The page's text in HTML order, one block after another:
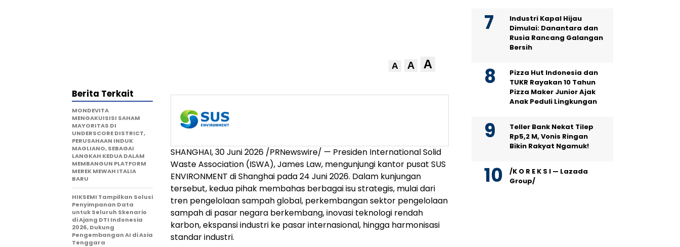
A A A
SHANGHAI, 30 Juni 2026 /PRNewswire/ — Presiden International Solid
Waste Association (ISWA), James Law, mengunjungi kantor pusat SUS
ENVIRONMENT di Shanghai pada 24 Juni 2026. Dalam kunjungan
tersebut, kedua pihak membahas berbagai isu strategis, mulai dari
tren pengelolaan sampah global, perkembangan sektor pengelolaan
sampah di pasar negara berkembang, inovasi teknologi rendah
karbon, ekspansi industri ke pasar internasional, hingga harmonisasi
standar industri.
Berita Terkait
MONDEVITA
MENGAKUISISI SAHAM
MAYORITAS DI
UNDERSCORE DISTRICT,
PERUSAHAAN INDUK
MAGLIANO, SEBAGAI
LANGKAH KEDUA DALAM
MEMBANGUN PLATFORM
MEREK MEWAH ITALIA
BARU
HIKSEMI Tampilkan Solusi
Penyimpanan Data
untuk Seluruh Skenario
di Ajang DTI Indonesia
2026, Dukung
Pengembangan AI di Asia
Tenggara
Industri Kapal Hijau
Dimulai: Danantara dan
Rusia Rancang Galangan
Bersih
Pizza Hut Indonesia dan
TUKR Rayakan 10 Tahun
Pizza Maker Junior Ajak
Anak Peduli Lingkungan
Teller Bank Nekat Tilep
Rp5,2 M, Vonis Ringan
Bikin Rakyat Ngamuk!
/K O R E K S I — Lazada
Group/